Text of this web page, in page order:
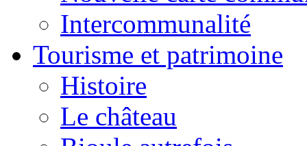
Intercommunalité
Tourisme et patrimoine
Histoire
Le château